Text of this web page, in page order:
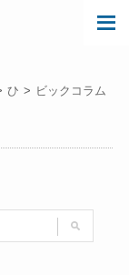
ひ ビックコラム